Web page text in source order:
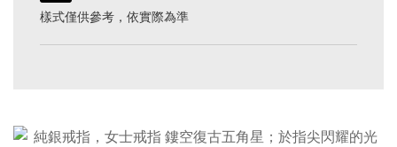
樣式僅供參考，依實際為準